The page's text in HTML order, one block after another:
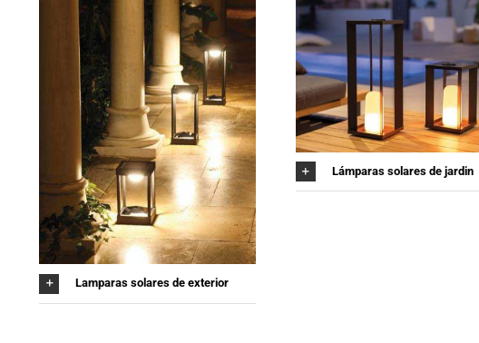
Lamparas solares de exterior
Lámparas solares de jardin